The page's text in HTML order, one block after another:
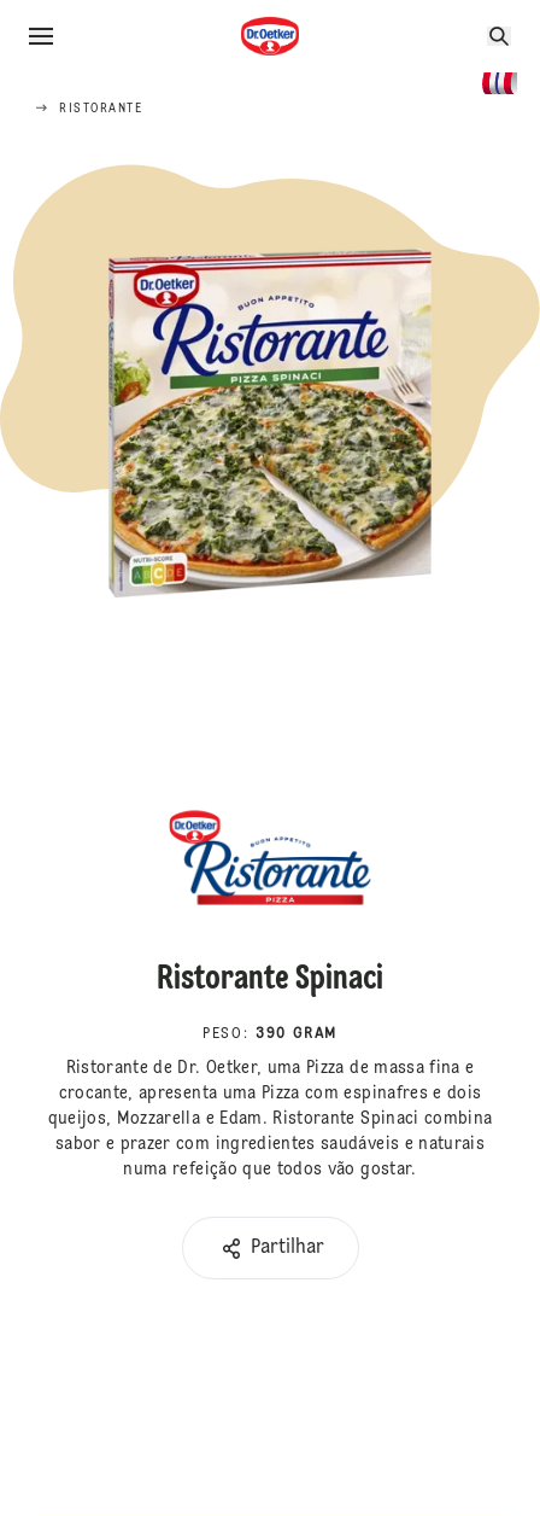
RISTORANTE
Ristorante Spinaci
PESO : 390 GRAM
Ristorante de Dr. Oetker, uma Pizza de massa fina e
crocante, apresenta uma Pizza com espinafres e dois
queijos, Mozzarella e Edam. Ristorante Spinaci combina
sabor e prazer com ingredientes saudáveis e naturais
numa refeição que todos vão gostar.
Partilhar